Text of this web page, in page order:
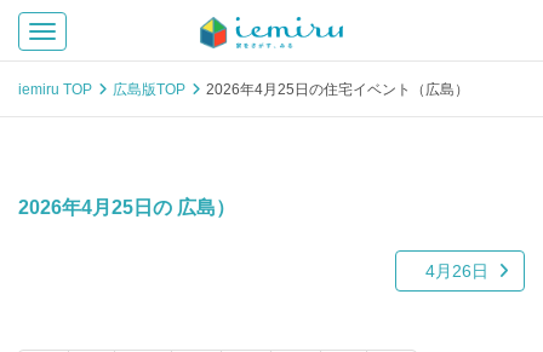
Toggle navigation
iemiru TOP 広島版TOP 2026年4月25日の住宅イベント（広島）
2026年4月25日の 広島）
4月26日